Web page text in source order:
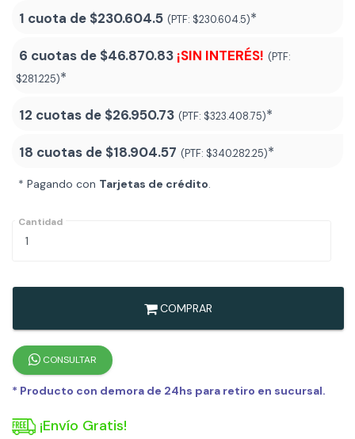
1 cuota de $230.604.5 (PTF: $230.604.5)*
6 cuotas de $46.870.83 ¡SIN INTERÉS! (PTF:
$281.225)*
12 cuotas de $26.950.73 (PTF: $323.408.75)*
18 cuotas de $18.904.57 (PTF: $340.282.25)*
* Pagando con Tarjetas de crédito.
Cantidad
COMPRAR
CONSULTAR
* Producto con demora de 24hs para retiro en sucursal.
¡Envío Gratis!